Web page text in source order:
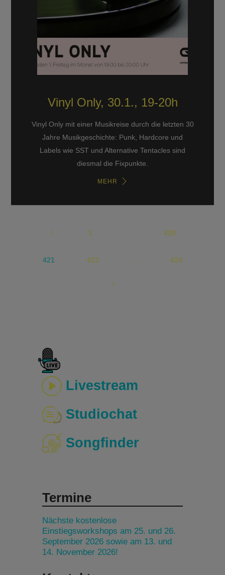
Vinyl Only, 30.1., 19-20h
Vinyl Only mit einer Musikreise durch die letzten 30
Jahre Musikgeschichte: Punk, Hardcore und
Labels wie SST und Alternative Tentacles sind
diesmal die Fixpunkte.
MEHR
1 … 420
421 422 … 424
Livestream
Studiochat
Songfinder
Termine
Nächste kostenlose
Einstiegsworkshops am 25. und 26.
September 2026 sowie am 13. und
14. November 2026!